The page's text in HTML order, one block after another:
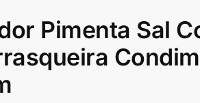
Pimenta Sal